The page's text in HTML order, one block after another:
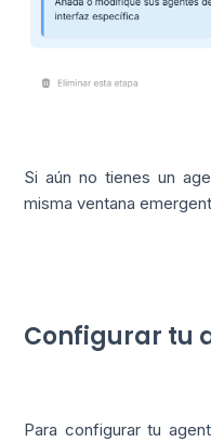
Si aún no tienes un
misma ventana
Configurar tu
Para configurar tu